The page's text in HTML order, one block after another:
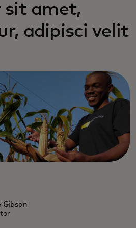
sit amet,
adipisci velit
Gibson